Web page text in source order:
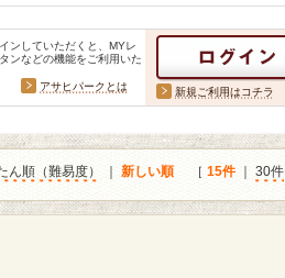
ンしていただくと、MYレ
ンなどの機能をご利用いた
アサヒパークとは 新規ご利用はコチラ
ん順（難易度） 新しい順 ［ 15件｜ 30件